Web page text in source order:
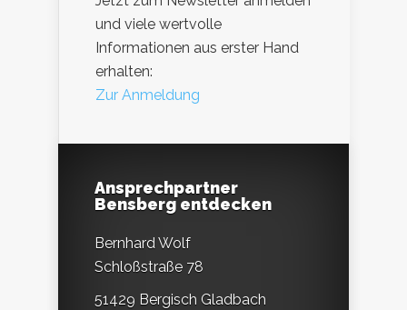
und viele wertvolle
Informationen aus erster Hand
erhalten:
Zur Anmeldung
Ansprechpartner
Bensberg entdecken
Bernhard Wolf
Schloßstraße 78
51429 Bergisch Gladbach